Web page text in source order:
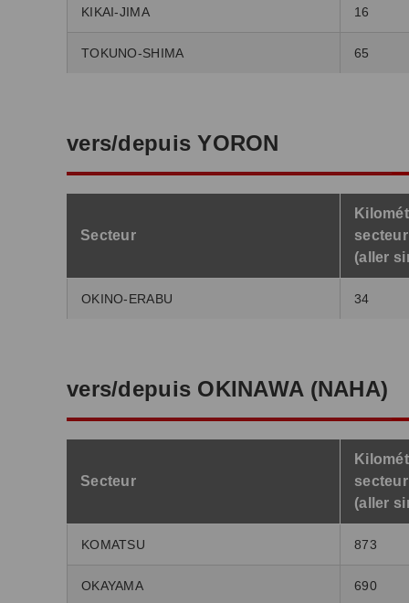
KIKAI-JIMA 16
TOKUNO-SHIMA 65
vers/depuis YORON
Secteur
secteur
(aller
OKINO-ERABU 34
vers/depuis OKINAWA (NAHA)
Secteur
secteur
(aller
KOMATSU 873
OKAYAMA 690